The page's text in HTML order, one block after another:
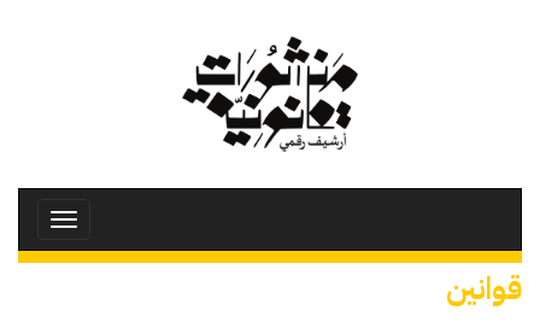
Toggle
قوانين